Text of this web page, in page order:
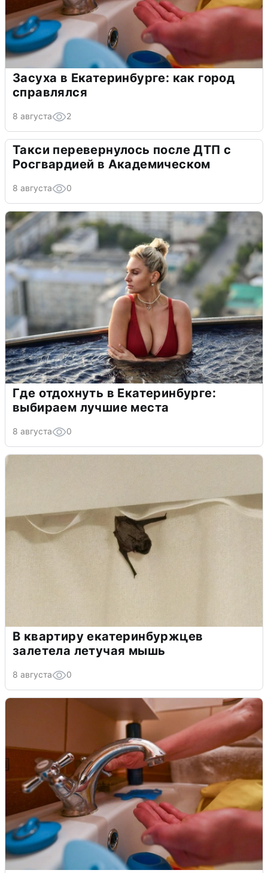
Засуха в Екатеринбурге: как город
справлялся
8 августа 2
Такси перевернулось после ДТП с
Росгвардией в Академическом
8 августа 0
Где отдохнуть в Екатеринбурге:
выбираем лучшие места
8 августа 0
В квартиру екатеринбуржцев
залетела летучая мышь
8 августа 0